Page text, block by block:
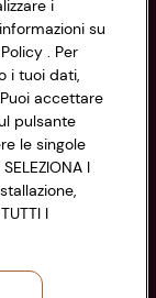
i
su
. Per
i tuoi dati,
accettare
pulsante
le singole
I
I